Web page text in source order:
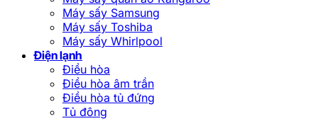
Máy sấy Samsung
Máy sấy Toshiba
Máy sấy Whirlpool
Điện lạnh
Điều hòa
Điều hòa âm trần
Điều hòa tủ đứng
Tủ đông